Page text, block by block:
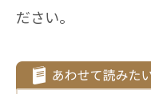
ださい。